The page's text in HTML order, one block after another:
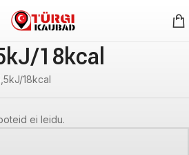
18kcal
18kcal
ei leidu.